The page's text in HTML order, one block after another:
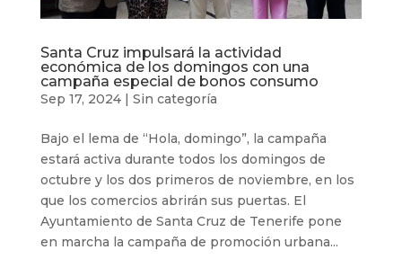
Santa Cruz impulsará la actividad
económica de los domingos con una
campaña especial de bonos consumo
Sep 17, 2024| Sin categoría
Bajo el lema de “Hola, domingo”, la campaña
estará activa durante todos los domingos de
octubre y los dos primeros de noviembre, en los
que los comercios abrirán sus puertas. El
Ayuntamiento de Santa Cruz de Tenerife pone
en marcha la campaña de promoción urbana...